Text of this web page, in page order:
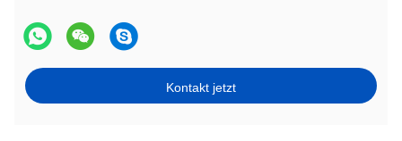
Kontakt jetzt